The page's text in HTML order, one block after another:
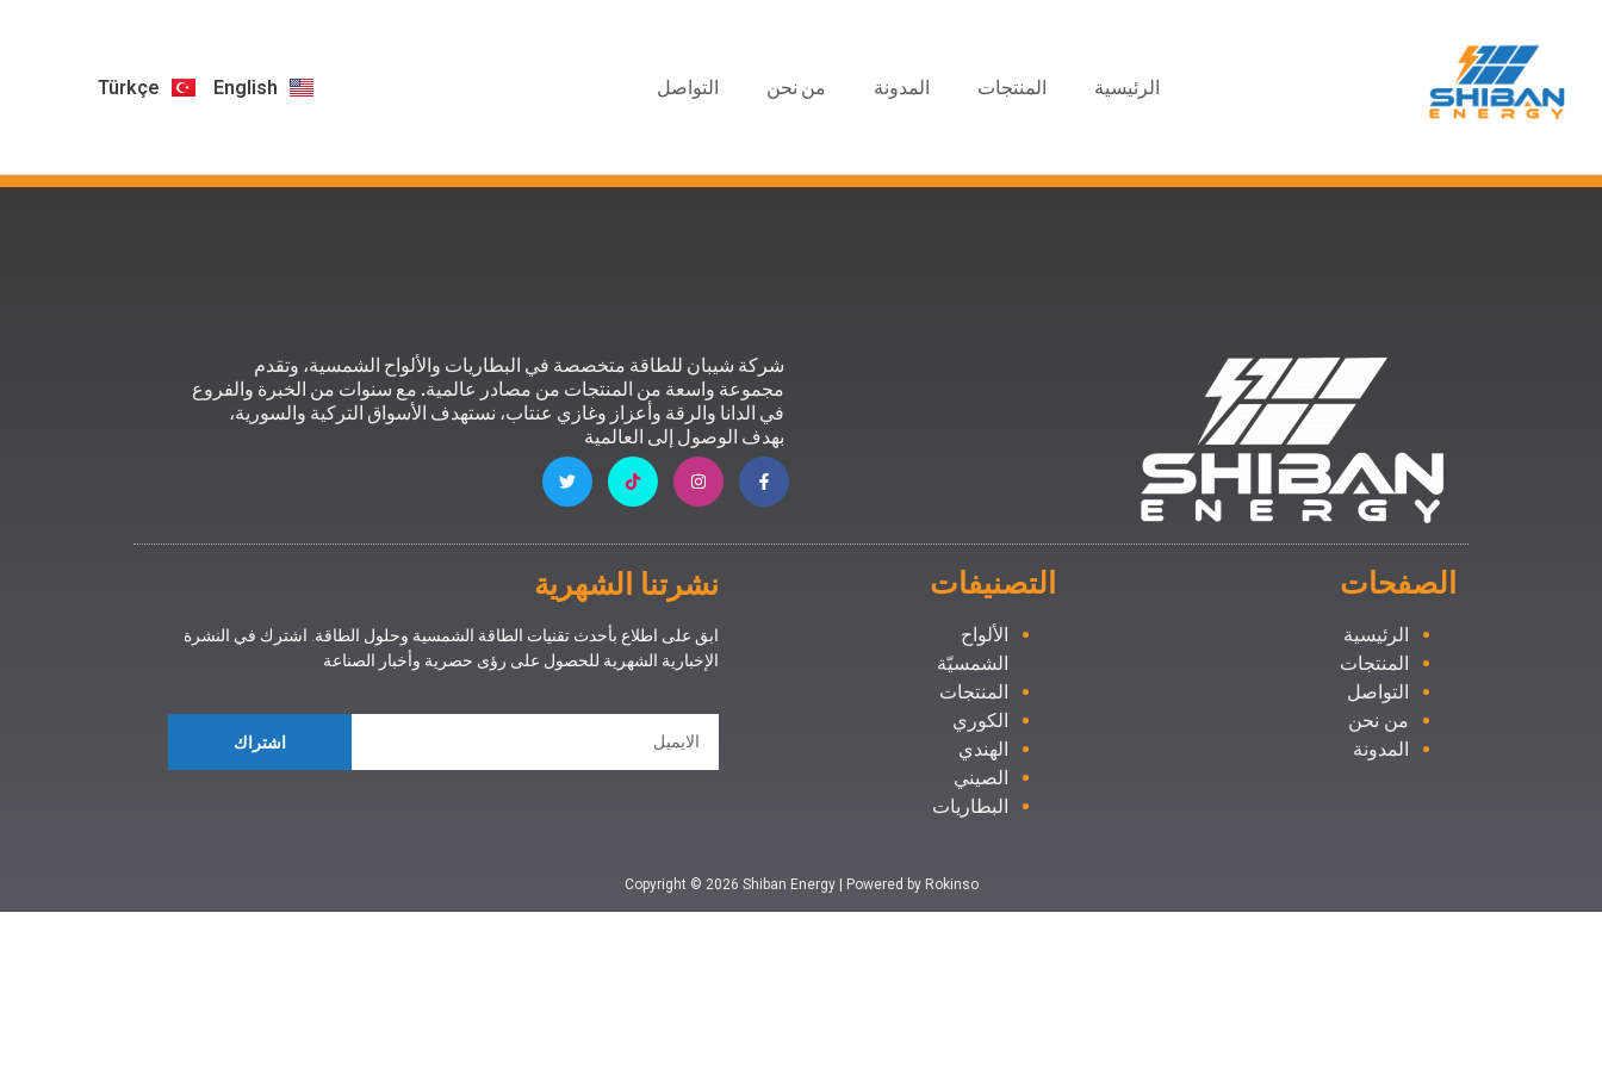
الرئيسية المنتجات المدونة من نحن التواصل English
Türkçe
شركة شيبان للطاقة متخصصة في البطاريات والألواح الشمسية، وتقدم
مجموعة واسعة من المنتجات من مصادر عالمية. مع سنوات من الخبرة والفروع
في الدانا والرقة وأعزاز وغازي عنتاب، نستهدف الأسواق التركية والسورية،
بهدف الوصول إلى العالمية
الصفحات
الرئيسية
المنتجات
التواصل
من نحن
المدونة
التصنيفات
الألواح
الشمسيّة
المنتجات
الكوري
الهندي
الصيني
البطاريات
نشرتنا الشهرية
ابق على اطلاع بأحدث تقنيات الطاقة الشمسية وحلول الطاقة. اشترك في النشرة
الإخبارية الشهرية للحصول على رؤى حصرية وأخبار الصناعة
اشتراك
Copyright © 2026 Shiban Energy | Powered by Rokinso